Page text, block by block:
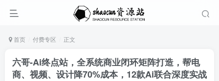
首页 付费专区 正文
六哥-Ai终点站，全系统商业闭环矩阵打造，帮电
商、视频、设计降70%成本，12款Ai联合深度实战